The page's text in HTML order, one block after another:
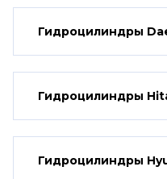
Гидроцилиндры
Гидроцилиндры
Гидроцилиндры